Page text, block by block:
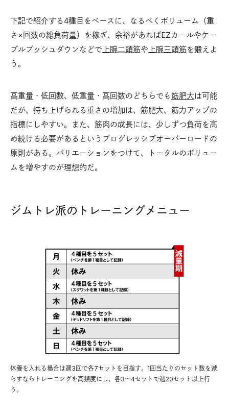
下記で紹介する4種目をベースに、なるべくボリューム（重
さ×回数の総負荷量）を稼ぎ、余裕があればEZカールやケー
ブルプッシュダウンなどで 上腕二頭筋や 上腕三頭筋を鍛えよ
う。
高重量・低回数、低重量・高回数のどちらでも筋肥大は可能
だが、持ち上げられる重さの増加は、筋肥大、筋力アップの
指標にしやすい。また、筋肉の成長には、少しずつ負荷を高
め続ける必要があるというプログレッシブオーバーロードの
原則がある。バリエーションをつけて、トータルのボリュー
ムを増やすのが理想的だ。
ジムトレ派のトレーニングメニュー
休養を入れる場合は週3回で各7セットを目指す。1回当たりのセット数を減
らすならトレーニングを高頻度にし、各3〜4セットで週20セット以上行
う。